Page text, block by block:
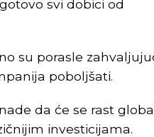
svi dobici od
su porasle
poboljšati.
da će se rast
investicijama.